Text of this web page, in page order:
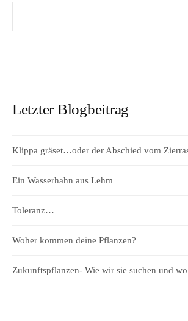
Letzter Blogbeitrag
Klippa gräset…oder der Abschied vom
Ein Wasserhahn aus Lehm
Toleranz…
Woher kommen deine Pflanzen?
Zukunftspflanzen- Wie wir sie suchen und